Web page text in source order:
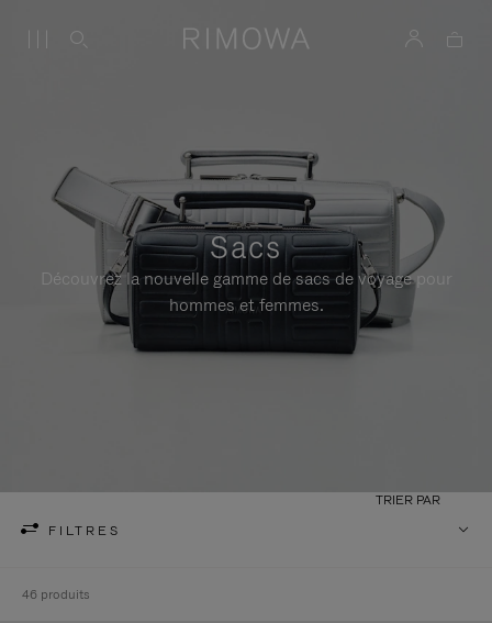
Sacs
Découvrez la nouvelle gamme de sacs de voyage pour
hommes et femmes.
FILTRES
TRIER PAR
46 produits